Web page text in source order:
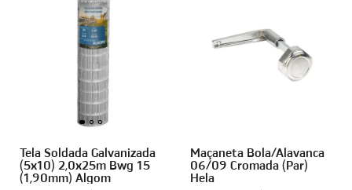
Tela Soldada Galvanizada
(5x10) 2,0x25m Bwg 15
(1,90mm) Algom
Maçaneta Bola/Alavanca
06/09 Cromada (Par)
Hela